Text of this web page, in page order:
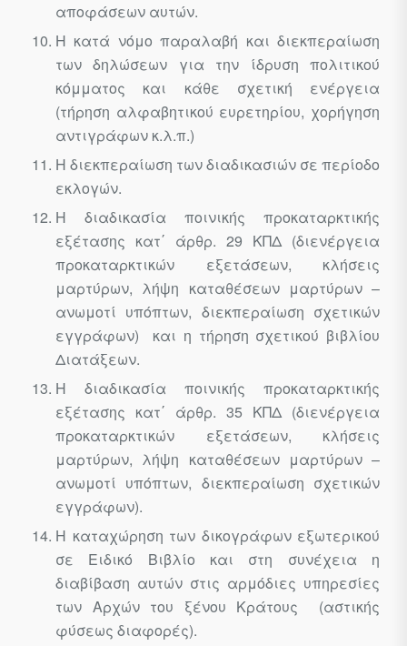
αποφάσεων αυτών.
Η κατά νόμο παραλαβή και διεκπεραίωση
των δηλώσεων για την ίδρυση πολιτικού
κόμματος και κάθε σχετική ενέργεια
(τήρηση αλφαβητικού ευρετηρίου, χορήγηση
αντιγράφων κ.λ.π.)
Η διεκπεραίωση των διαδικασιών σε περίοδο
εκλογών.
Η διαδικασία ποινικής προκαταρκτικής
εξέτασης κατ΄ άρθρ. 29 ΚΠΔ (διενέργεια
προκαταρκτικών εξετάσεων, κλήσεις
μαρτύρων, λήψη καταθέσεων μαρτύρων –
ανωμοτί υπόπτων, διεκπεραίωση σχετικών
εγγράφων) και η τήρηση σχετικού βιβλίου
Διατάξεων.
Η διαδικασία ποινικής προκαταρκτικής
εξέτασης κατ΄ άρθρ. 35 ΚΠΔ (διενέργεια
προκαταρκτικών εξετάσεων, κλήσεις
μαρτύρων, λήψη καταθέσεων μαρτύρων –
ανωμοτί υπόπτων, διεκπεραίωση σχετικών
εγγράφων).
Η καταχώρηση των δικογράφων εξωτερικού
σε Ειδικό Βιβλίο και στη συνέχεια η
διαβίβαση αυτών στις αρμόδιες υπηρεσίες
των Αρχών του ξένου Κράτους (αστικής
φύσεως διαφορές).